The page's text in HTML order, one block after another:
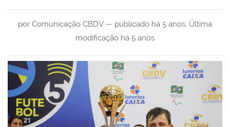
por Comunicação CBDV — publicado há 5 anos, Última
modificação há 5 anos